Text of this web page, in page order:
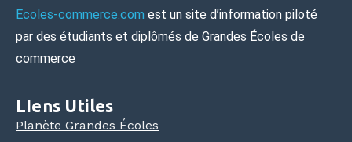
Ecoles-commerce.com est un site d’information piloté
par des étudiants et diplômés de Grandes Écoles de
commerce
LIens Utiles
Planète Grandes Écoles